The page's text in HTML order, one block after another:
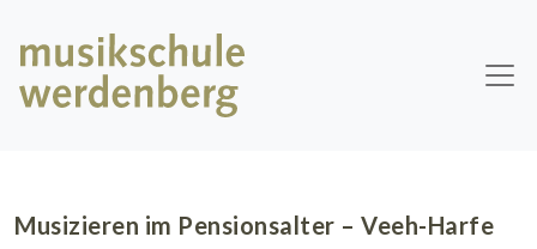
Musizieren im Pensionsalter – Veeh-Harfe